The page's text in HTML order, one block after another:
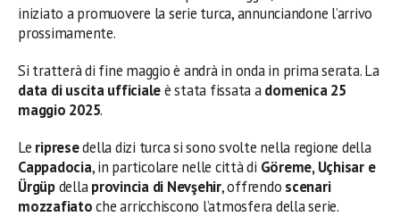
iniziato a promuovere la serie turca, annunciandone l’arrivo
prossimamente.
Si tratterà di fine maggio è andrà in onda in prima serata. La
data di uscita ufficialeè stata fissata adomenica 25
maggio 2025.
Le ripresedella dizi turca si sono svolte nella regione della
Cappadocia, in particolare nelle città di Göreme, Uçhisar e
Ürgüpdellaprovincia di Nevşehir, offrendo scenari
mozzafiatoche arricchiscono l’atmosfera della serie.